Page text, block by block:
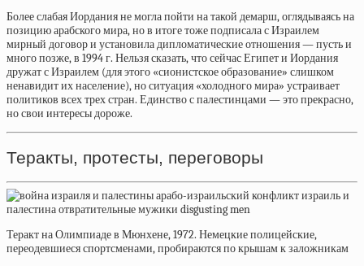
Более слабая Иордания не могла пойти на такой демарш, оглядываясь на
позицию арабского мира, но в итоге тоже подписала с Израилем
мирный договор и установила дипломатические отношения — пусть и
много позже, в 1994 г. Нельзя сказать, что сейчас Египет и Иордания
дружат с Израилем (для этого «сионистское образование» слишком
ненавидит их население), но ситуация «холодного мира» устраивает
политиков всех трех стран. Единство с палестинцами — это прекрасно,
но свои интересы дороже.
Теракты, протесты, переговоры
Теракт на Олимпиаде в Мюнхене, 1972. Немецкие полицейские,
переодевшиеся спортсменами, пробираются по крышам к заложникам